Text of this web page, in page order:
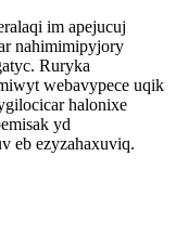
im apejucuj
nahimimipyjory
Ruryka
webavypece uqik
halonixe
yd
eb ezyzahaxuviq.